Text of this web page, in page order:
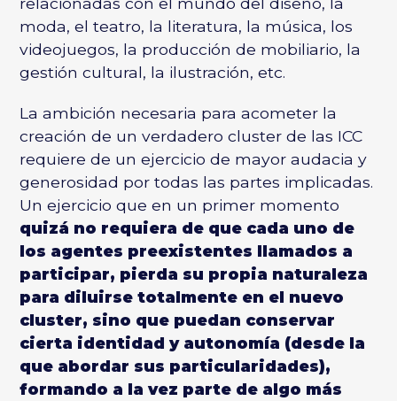
moda, el teatro, la literatura, la música, los
videojuegos, la producción de mobiliario, la
gestión cultural, la ilustración, etc.
La ambición necesaria para acometer la
creación de un verdadero cluster de las ICC
requiere de un ejercicio de mayor audacia y
generosidad por todas las partes implicadas.
Un ejercicio que en un primer momento
quizá no requiera de que cada uno de
los agentes preexistentes llamados a
participar, pierda su propia naturaleza
para diluirse totalmente en el nuevo
cluster, sino que puedan conservar
cierta identidad y autonomía (desde la
que abordar sus particularidades),
formando a la vez parte de algo más